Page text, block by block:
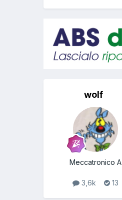
wolf
Meccatronico A
3,6k 13